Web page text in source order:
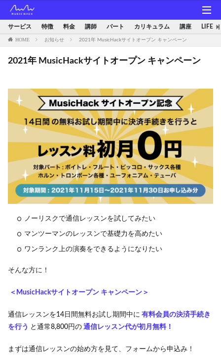
サービス 特徴 料金 講師 パート カリキュラム 講座 LIFE
HOME お知らせ 2021年 MusicHackサイトオープン キャンペーン
2021年 MusicHackサイトオープン キャンペーン
ノーリスクで通信レッスンを試してみたい
マンツーマンのレッスンで基礎力を高めたい
ワンランク上の演奏をできるようになりたい
そんな方に！
＜MusicHackサイトオープン キャンペーン＞
通信レッスンを14日間無料お試し期間中に 有料会員の決済手続き
を行う と通常8,800円の 通信レッスン代が初月無料！
まずは通信レッスンの始め方を見て、フォームから申込み！